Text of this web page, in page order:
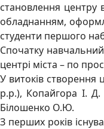
становлення центру
обладнанням,
студенти першого
Спочатку
центрі міста – по
У витоків створення
р.р.), Копайгора І. Д.
Білошенко О.Ю.
З перших років